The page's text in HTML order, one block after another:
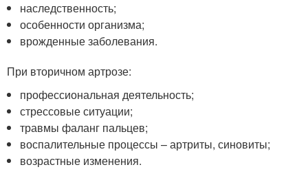
наследственность;
особенности организма;
врожденные заболевания.
При вторичном артрозе:
профессиональная деятельность;
стрессовые ситуации;
травмы фаланг пальцев;
воспалительные процессы – артриты, синовиты;
возрастные изменения.